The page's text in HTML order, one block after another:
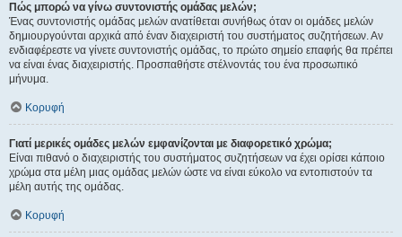
Πώς μπορώ να γίνω συντονιστής ομάδας μελών;
Ένας συντονιστής ομάδας μελών ανατίθεται συνήθως όταν οι ομάδες μελών
δημιουργούνται αρχικά από έναν διαχειριστή του συστήματος συζητήσεων. Αν
ενδιαφέρεστε να γίνετε συντονιστής ομάδας, το πρώτο σημείο επαφής θα πρέπει
να είναι ένας διαχειριστής. Προσπαθήστε στέλνοντάς του ένα προσωπικό
μήνυμα.
Κορυφή
Γιατί μερικές ομάδες μελών εμφανίζονται με διαφορετικό χρώμα;
Είναι πιθανό ο διαχειριστής του συστήματος συζητήσεων να έχει ορίσει κάποιο
χρώμα στα μέλη μιας ομάδας μελών ώστε να είναι εύκολο να εντοπιστούν τα
μέλη αυτής της ομάδας.
Κορυφή